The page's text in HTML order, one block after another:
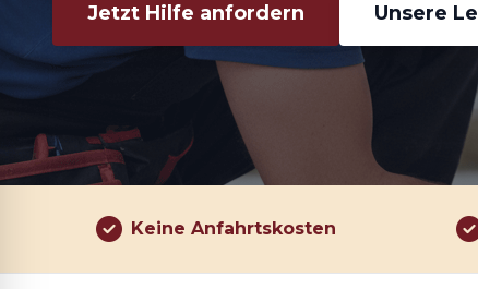
Jetzt Hilfe anfordern Unsere
Keine Anfahrtskosten